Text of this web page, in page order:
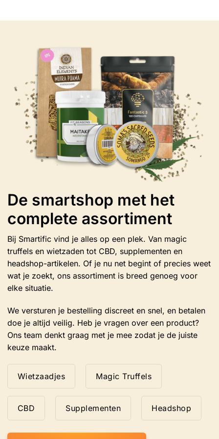
worden
op
de
productpagina
De smartshop met het
complete assortiment
Bij Smartific vind je alles op een plek. Van magic
truffels en wietzaden tot CBD, supplementen en
headshop-artikelen. Of je nu net begint of precies weet
wat je zoekt, ons assortiment is breed genoeg voor
elke situatie.
We versturen je bestelling discreet en snel, en betalen
doe je altijd veilig. Heb je vragen over een product?
Ons team denkt graag met je mee zodat je de juiste
keuze maakt.
Wietzaadjes Magic Truffels
CBD Supplementen Headshop